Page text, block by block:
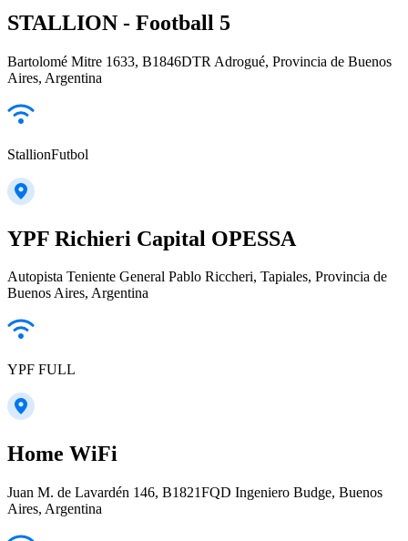
STALLION - Football 5
Bartolomé Mitre 1633, B1846DTR Adrogué, Provincia de Buenos
Aires, Argentina
StallionFutbol
YPF Richieri Capital OPESSA
Autopista Teniente General Pablo Riccheri, Tapiales, Provincia de
Buenos Aires, Argentina
YPF FULL
Home WiFi
Juan M. de Lavardén 146, B1821FQD Ingeniero Budge, Buenos
Aires, Argentina